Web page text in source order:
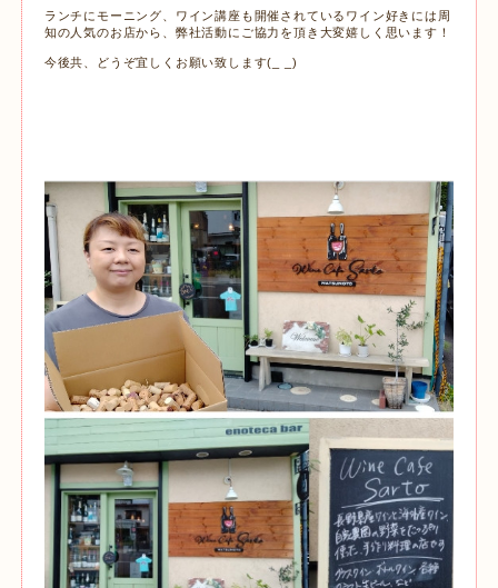
ランチにモーニング、ワイン講座も開催されているワイン好きには周
知の人気のお店から、弊社活動にご協力を頂き大変嬉しく思います！
今後共、どうぞ宜しくお願い致します(_ _)